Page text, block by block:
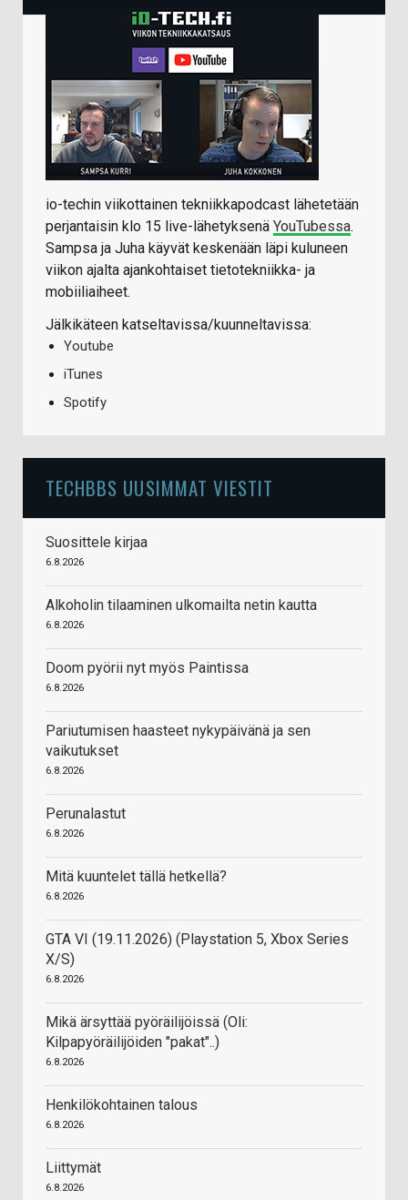
io-techin viikottainen tekniikkapodcast lähetetään
perjantaisin klo 15 live-lähetyksenä YouTubessa.
Sampsa ja Juha käyvät keskenään läpi kuluneen
viikon ajalta ajankohtaiset tietotekniikka- ja
mobiiliaiheet.
Jälkikäteen katseltavissa/kuunneltavissa:
Youtube
iTunes
Spotify
TECHBBS UUSIMMAT VIESTIT
Suosittele kirjaa
6.8.2026
Alkoholin tilaaminen ulkomailta netin kautta
6.8.2026
Doom pyörii nyt myös Paintissa
6.8.2026
Pariutumisen haasteet nykypäivänä ja sen
vaikutukset
6.8.2026
Perunalastut
6.8.2026
Mitä kuuntelet tällä hetkellä?
6.8.2026
GTA VI (19.11.2026) (Playstation 5, Xbox Series
X/S)
6.8.2026
Mikä ärsyttää pyöräilijöissä (Oli:
Kilpapyöräilijöiden "pakat"..)
6.8.2026
Henkilökohtainen talous
6.8.2026
Liittymät
6.8.2026